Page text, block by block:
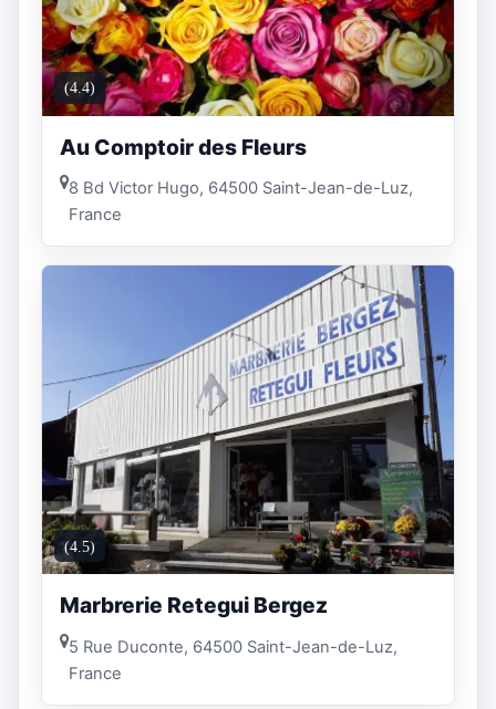
(4.4)
Au Comptoir des Fleurs
8 Bd Victor Hugo, 64500 Saint-Jean-de-Luz,
France
(4.5)
Marbrerie Retegui Bergez
5 Rue Duconte, 64500 Saint-Jean-de-Luz,
France